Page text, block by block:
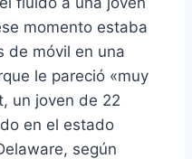
momento estaba
de móvil en una
le pareció «muy
un joven de 22
en el estado
según